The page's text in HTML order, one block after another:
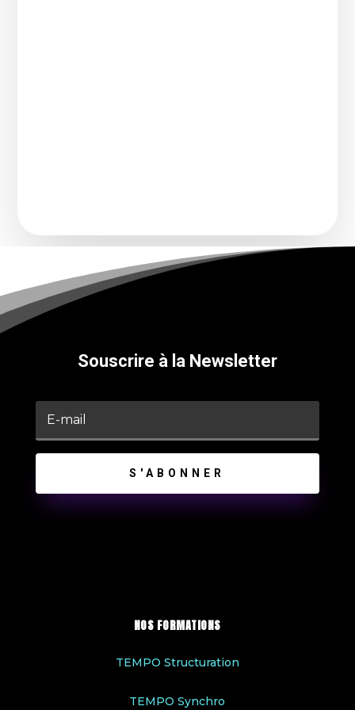
Souscrire à la Newsletter
S'ABONNER
NOS FORMATIONS
TEMPO Structuration
TEMPO Synchro